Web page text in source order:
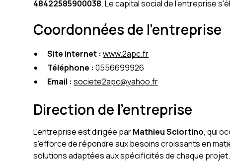
48422585900038. Le capital social de l'entreprise
Coordonnées de l'entreprise
Site internet : www.2apc.fr
Téléphone : 0556699926
Email : societe2apc@yahoo.fr
Direction de l'entreprise
L'entreprise est dirigée parMathieu Sciortino, qui
s'efforce de répondre aux besoins croissants en
solutions adaptées aux spécificités de chaque projet.